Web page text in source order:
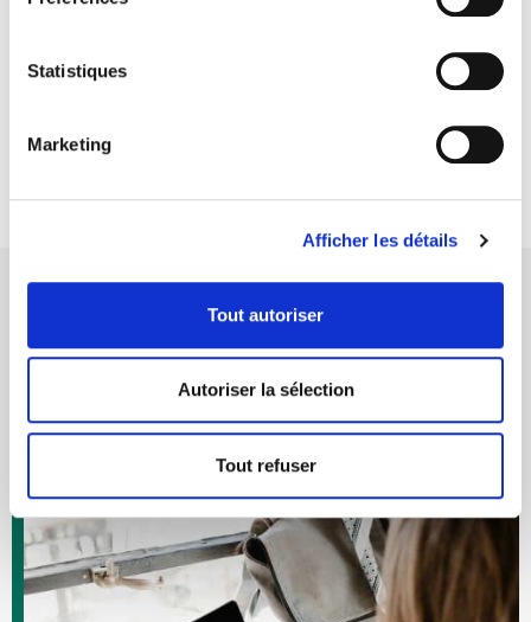
Statistiques
Marketing
Afficher les détails
Tout autoriser
Autoriser la sélection
Tout refuser
ventes et ta notoriété. Cette formation te donnera un
avantage concurrentiel et une meilleure maîtrise de ta
de nouveaux sommets.
S'inscrire